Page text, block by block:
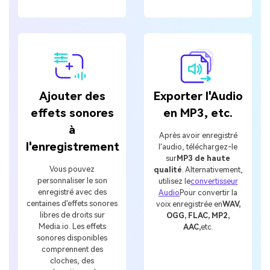
Ajouter des
effets sonores
à
l'enregistrement
Vous pouvez
personnaliser le son
enregistré avec des
centaines d'effets sonores
libres de droits sur
Media.io. Les effets
sonores disponibles
comprennent des
cloches, des
Exporter l'Audio
en MP3, etc.
Après avoir enregistré
l'audio, téléchargez-le
surMP3 de haute
qualité . Alternativement,
utilisez leconvertisseur
Audio Pour convertir la
voix enregistrée enWAV,
OGG, FLAC, MP2,
AAC,etc.